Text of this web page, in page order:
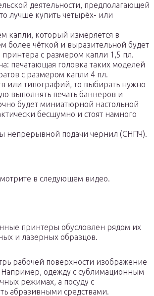
деятельности, предполагающей
лучше купить четырёх- или
капли, который измеряется в
более чёткой и выразительной будет
с размером капли 1,5 пл.
печатающая головка таких моделей
с размером капли 4 пл.
или типографий, то выбирать нужно
выполнять печать баннеров и
будет миниатюрной настольной
бесшумно и стоят намного
непрерывной подачи чернил (СНПЧ).
в следующем видео.
принтеры обусловлен рядом их
и лазерных образцов.
рабочей поверхности изображение
Например, одежду с сублимационным
режимах, а посуду с
абразивными средствами.